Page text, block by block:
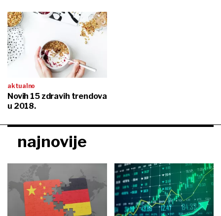
aktualno
Novih 15 zdravih trendova
u 2018.
najnovije